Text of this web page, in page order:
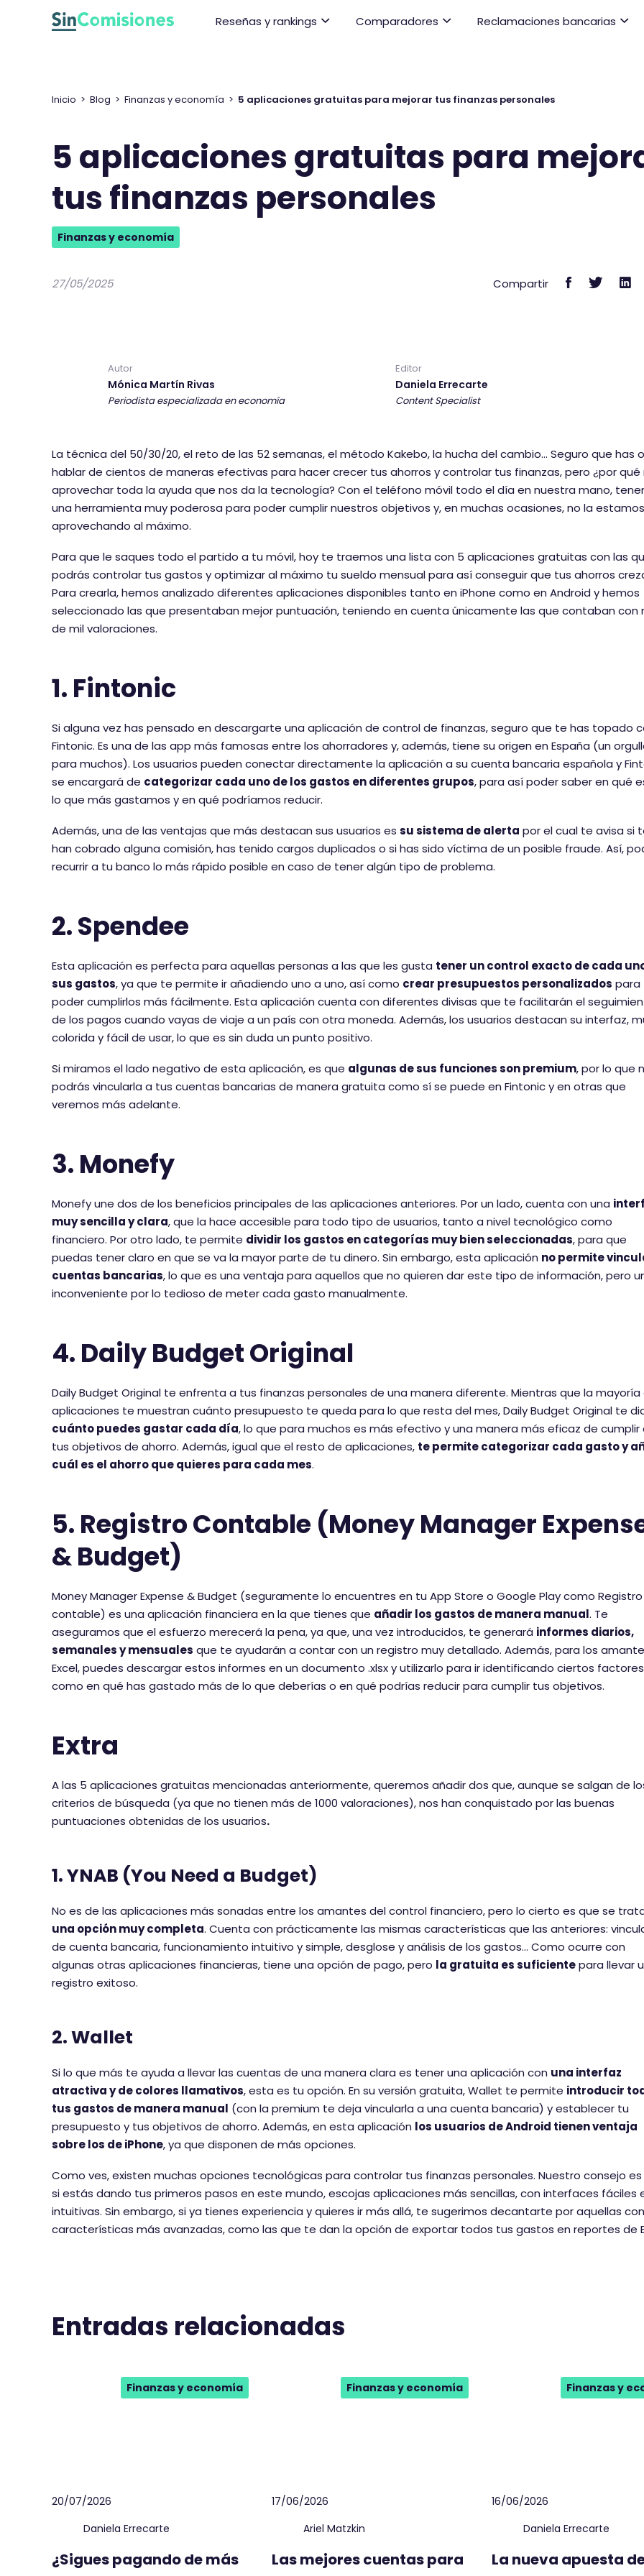
Reseñas y rankings Comparadores Reclamaciones bancarias
Inicio > Blog > Finanzas y economía > 5 aplicaciones gratuitas para mejorar tus finanzas personales
5 aplicaciones gratuitas para
tus finanzas personales
Finanzas y economía
27/05/2025 Compartir
C
e
n
f
a
b
o
o
k
C
e
n
t
w
t
e
r
C
e
n
L
i
e
d
I
n
Autor
Mónica Martín Rivas
Periodista especializada en economía
Editor
Daniela Errecarte
Content Specialist
La técnica del 50/30/20, el reto de las 52 semanas, el método Kakebo, la hucha del cambio… Seguro que has
hablar de cientos de maneras efectivas para hacer crecer tus ahorros y controlar tus finanzas, pero ¿por qué
aprovechar toda la ayuda que nos da la tecnología? Con el teléfono móvil todo el día en nuestra mano,
una herramienta muy poderosa para poder cumplir nuestros objetivos y, en muchas ocasiones, no la estamos
aprovechando al máximo.
Para que le saques todo el partido a tu móvil, hoy te traemos una lista con 5 aplicaciones gratuitas con las
podrás controlar tus gastos y optimizar al máximo tu sueldo mensual para así conseguir que tus ahorros
Para crearla, hemos analizado diferentes aplicaciones disponibles tanto en iPhone como en Android y hemos
seleccionado las que presentaban mejor puntuación, teniendo en cuenta únicamente las que contaban con
de mil valoraciones.
1. Fintonic
Si alguna vez has pensado en descargarte una aplicación de control de finanzas, seguro que te has topado
Fintonic. Es una de las app más famosas entre los ahorradores y, además, tiene su origen en España (un
para muchos). Los usuarios pueden conectar directamente la aplicación a su cuenta bancaria española y
se encargará de categorizar cada uno de los gastos en diferentes grupos, para así poder saber en qué
lo que más gastamos y en qué podríamos reducir.
Además, una de las ventajas que más destacan sus usuarios es su sistema de alerta por el cual te avisa si
han cobrado alguna comisión, has tenido cargos duplicados o si has sido víctima de un posible fraude. Así,
recurrir a tu banco lo más rápido posible en caso de tener algún tipo de problema.
2. Spendee
Esta aplicación es perfecta para aquellas personas a las que les gusta tener un control exacto de cada
sus gastos, ya que te permite ir añadiendo uno a uno, así como crear presupuestos personalizados para
poder cumplirlos más fácilmente. Esta aplicación cuenta con diferentes divisas que te facilitarán el
de los pagos cuando vayas de viaje a un país con otra moneda. Además, los usuarios destacan su interfaz,
colorida y fácil de usar, lo que es sin duda un punto positivo.
Si miramos el lado negativo de esta aplicación, es que algunas de sus funciones son premium, por lo que
podrás vincularla a tus cuentas bancarias de manera gratuita como sí se puede en Fintonic y en otras que
veremos más adelante.
3. Monefy
Monefy une dos de los beneficios principales de las aplicaciones anteriores. Por un lado, cuenta con una
muy sencilla y clara, que la hace accesible para todo tipo de usuarios, tanto a nivel tecnológico como
financiero. Por otro lado, te permite dividir los gastos en categorías muy bien seleccionadas, para que
puedas tener claro en que se va la mayor parte de tu dinero. Sin embargo, esta aplicación no permite
cuentas bancarias, lo que es una ventaja para aquellos que no quieren dar este tipo de información, pero
inconveniente por lo tedioso de meter cada gasto manualmente.
4. Daily Budget Original
Daily Budget Original te enfrenta a tus finanzas personales de una manera diferente. Mientras que la mayoría
aplicaciones te muestran cuánto presupuesto te queda para lo que resta del mes, Daily Budget Original te
cuánto puedes gastar cada día, lo que para muchos es más efectivo y una manera más eficaz de cumplir
tus objetivos de ahorro. Además, igual que el resto de aplicaciones, te permite categorizar cada gasto y
cuál es el ahorro que quieres para cada mes.
5. Registro Contable (Money Manager
& Budget)
Money Manager Expense & Budget (seguramente lo encuentres en tu App Store o Google Play como Registro
contable) es una aplicación financiera en la que tienes que añadir los gastos de manera manual. Te
aseguramos que el esfuerzo merecerá la pena, ya que, una vez introducidos, te generará informes diarios,
semanales y mensuales que te ayudarán a contar con un registro muy detallado. Además, para los
Excel, puedes descargar estos informes en un documento .xlsx y utilizarlo para ir identificando ciertos
como en qué has gastado más de lo que deberías o en qué podrías reducir para cumplir tus objetivos.
Extra
A las 5 aplicaciones gratuitas mencionadas anteriormente, queremos añadir dos que, aunque se salgan de
criterios de búsqueda (ya que no tienen más de 1000 valoraciones), nos han conquistado por las buenas
puntuaciones obtenidas de los usuarios.
1. YNAB (You Need a Budget)
No es de las aplicaciones más sonadas entre los amantes del control financiero, pero lo cierto es que se
una opción muy completa. Cuenta con prácticamente las mismas características que las anteriores:
de cuenta bancaria, funcionamiento intuitivo y simple, desglose y análisis de los gastos… Como ocurre con
algunas otras aplicaciones financieras, tiene una opción de pago, pero la gratuita es suficientepara llevar
registro exitoso.
2. Wallet
Si lo que más te ayuda a llevar las cuentas de una manera clara es tener una aplicación con una interfaz
atractiva y de colores llamativos, esta es tu opción. En su versión gratuita, Wallet te permite introducir
tus gastos de manera manual (con la premium te deja vincularla a una cuenta bancaria) y establecer tu
presupuesto y tus objetivos de ahorro. Además, en esta aplicación los usuarios de Android tienen ventaja
sobre los de iPhone, ya que disponen de más opciones.
Como ves, existen muchas opciones tecnológicas para controlar tus finanzas personales. Nuestro consejo es
si estás dando tus primeros pasos en este mundo, escojas aplicaciones más sencillas, con interfaces fáciles
intuitivas. Sin embargo, si ya tienes experiencia y quieres ir más allá, te sugerimos decantarte por aquellas con
características más avanzadas, como las que te dan la opción de exportar todos tus gastos en reportes de
Entradas relacionadas
Finanzas y economía
20/07/2026
Daniela Errecarte
¿Sigues pagando de más
Finanzas y economía
17/06/2026
Ariel Matzkin
Las mejores cuentas para
Finanzas y
16/06/2026
Daniela Errecarte
La nueva apuesta